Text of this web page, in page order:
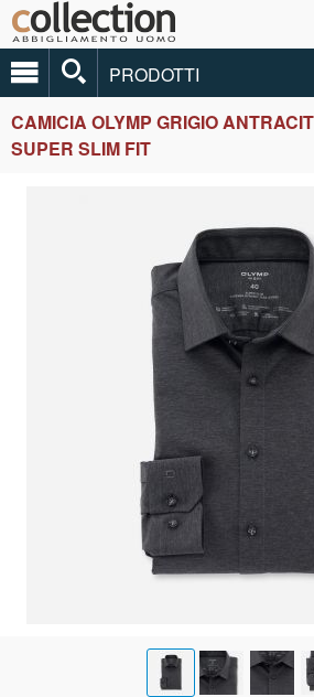
PRODOTTI
CAMICIA OLYMP GRIGIO
SUPER SLIM FIT